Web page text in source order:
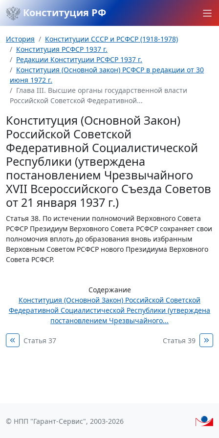
Конституция РФ
История
Конституции СССР и РСФСР (1918-1978)
Конституция РСФСР 1937 г.
Редакции Конституции РСФСР 1937 г.
Конституция (Основной закон) РСФСР в редакции от 30
июня 1972 г.
Глава III. Высшие органы государственной власти
Российской Советской Федеративной...
Конституция (Основной Закон)
Российской Советской
Федеративной Социалистической
Республики (утверждена
постановлением Чрезвычайного
XVII Всероссийского Съезда Советов
от 21 января 1937 г.)
Статья 38. По истечении полномочий Верховного Совета
РСФСР Президиум Верховного Совета РСФСР сохраняет свои
полномочия вплоть до образования вновь избранным
Верховным Советом РСФСР нового Президиума Верховного
Совета РСФСР.
Содержание
Конституция (Основной Закон) Российской Советской
Федеративной Социалистической Республики (утверждена
постановлением Чрезвычайного...
Статья 37 Статья 39
© НПП "Гарант-Сервис", 2003-2026